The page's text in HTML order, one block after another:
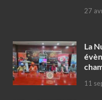
27
‎La
11